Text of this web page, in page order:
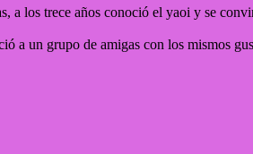
los trece años conoció el yaoi y se
a un grupo de amigas con los mismos